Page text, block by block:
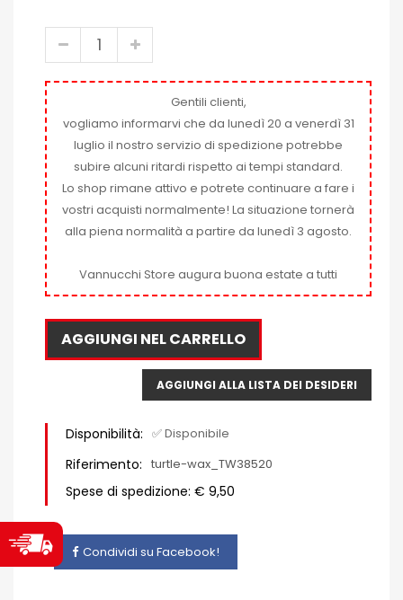
Gentili clienti,
vogliamo informarvi che da lunedì 20 a venerdì 31
luglio il nostro servizio di spedizione potrebbe
subire alcuni ritardi rispetto ai tempi standard.
Lo shop rimane attivo e potrete continuare a fare i
vostri acquisti normalmente! La situazione tornerà
alla piena normalità a partire da lunedì 3 agosto.
Vannucchi Store augura buona estate a tutti
AGGIUNGI NEL CARRELLO
AGGIUNGI ALLA LISTA DEI DESIDERI
Disponibilità: ✅ Disponibile
Riferimento: turtle-wax_TW38520
Spese di spedizione: € 9,50
Condividi su Facebook!